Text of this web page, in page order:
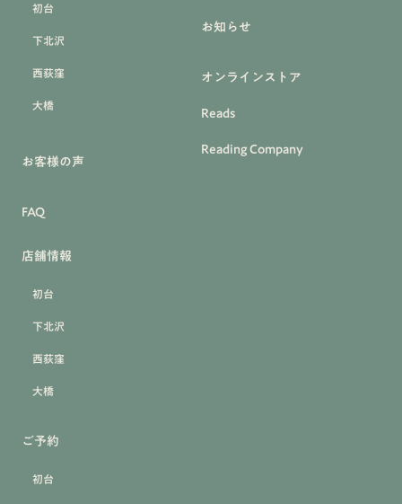
初台
下北沢
西荻窪
大橋
お客様の声
FAQ
店舗情報
初台
下北沢
西荻窪
大橋
ご予約
初台
お知らせ
オンラインストア
Reads
Reading Company